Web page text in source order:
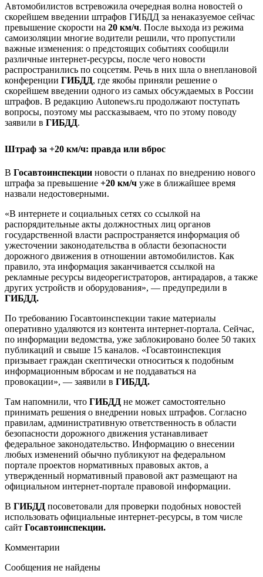
Автомобилистов встревожила очередная волна новостей о
скорейшем введении штрафов ГИБДД за ненаказуемое сейчас
превышение скорости на 20 км/ч. После выхода из режима
самоизоляции многие водители решили, что пропустили
важные изменения: о предстоящих событиях сообщили
различные интернет-ресурсы, после чего новости
распространились по соцсетям. Речь в них шла о внеплановой
конференции ГИБДД, где якобы приняли решение о
скорейшем введении одного из самых обсуждаемых в России
штрафов. В редакцию Autonews.ru продолжают поступать
вопросы, поэтому мы рассказываем, что по этому поводу
заявили в ГИБДД.
Штраф за +20 км/ч: правда или вброс
В Госавтоинспекции новости о планах по внедрению нового
штрафа за превышение +20 км/ч уже в ближайшее время
назвали недостоверными.
«В интернете и социальных сетях со ссылкой на
распорядительные акты должностных лиц органов
государственной власти распространяется информация об
ужесточении законодательства в области безопасности
дорожного движения в отношении автомобилистов. Как
правило, эта информация заканчивается ссылкой на
рекламные ресурсы видеорегистраторов, антирадаров, а также
других устройств и оборудования», — предупредили в
ГИБДД.
По требованию Госавтоинспекции такие материалы
оперативно удаляются из контента интернет-портала. Сейчас,
по информации ведомства, уже заблокировано более 50 таких
публикаций и свыше 15 каналов. «Госавтоинспекция
призывает граждан скептически относиться к подобным
информационным вбросам и не поддаваться на
провокации», — заявили в ГИБДД.
Там напомнили, что ГИБДД не может самостоятельно
принимать решения о внедрении новых штрафов. Согласно
правилам, административную ответственность в области
безопасности дорожного движения устанавливает
федеральное законодательство. Информацию о внесении
любых изменений обычно публикуют на федеральном
портале проектов нормативных правовых актов, а
утвержденный нормативный правовой акт размещают на
официальном интернет-портале правовой информации.
В ГИБДД посоветовали для проверки подобных новостей
использовать официальные интернет-ресурсы, в том числе
сайт Госавтоинспекции.
Комментарии
Сообщения не найдены